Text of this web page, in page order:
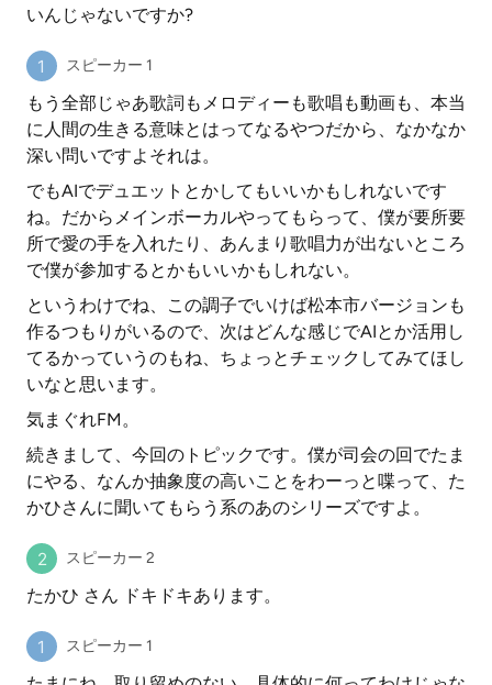
いんじゃないですか?
スピーカー 1
もう全部じゃあ歌詞もメロディーも歌唱も動画も、本当
に人間の生きる意味とはってなるやつだから、なかなか
深い問いですよそれは。
でもAIでデュエットとかしてもいいかもしれないです
ね。だからメインボーカルやってもらって、僕が要所要
所で愛の手を入れたり、あんまり歌唱力が出ないところ
で僕が参加するとかもいいかもしれない。
というわけでね、この調子でいけば松本市バージョンも
作るつもりがいるので、次はどんな感じでAIとか活用し
てるかっていうのもね、ちょっとチェックしてみてほし
いなと思います。
気まぐれFM。
続きまして、今回のトピックです。僕が司会の回でたま
にやる、なんか抽象度の高いことをわーっと喋って、た
かひさんに聞いてもらう系のあのシリーズですよ。
スピーカー 2
たかひ さん ドキドキあります。
スピーカー 1